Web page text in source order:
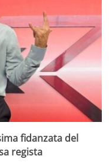
fidanzata del
regista